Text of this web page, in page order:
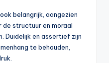
belangrijk, aangezien
de structuur en moraal
Duidelijk en assertief zijn
te behouden,